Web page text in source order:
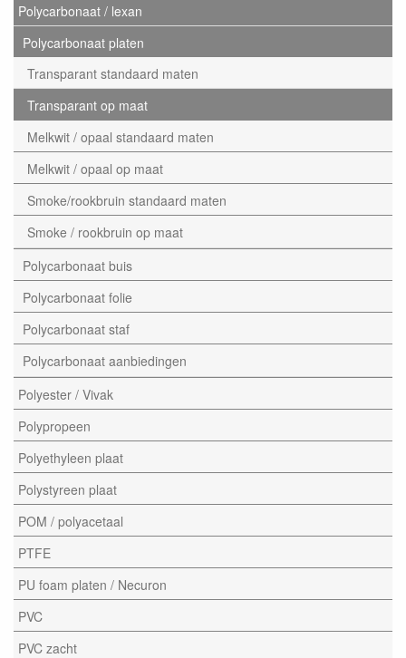
Polycarbonaat / lexan
Polycarbonaat platen
Transparant standaard maten
Transparant op maat
Melkwit / opaal standaard maten
Melkwit / opaal op maat
Smoke/rookbruin standaard maten
Smoke / rookbruin op maat
Polycarbonaat buis
Polycarbonaat folie
Polycarbonaat staf
Polycarbonaat aanbiedingen
Polyester / Vivak
Polypropeen
Polyethyleen plaat
Polystyreen plaat
POM / polyacetaal
PTFE
PU foam platen / Necuron
PVC
PVC zacht